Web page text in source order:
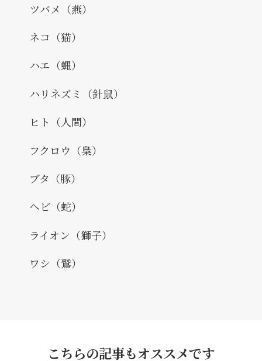
ツバメ（燕）
ネコ（猫）
ハエ（蝿）
ハリネズミ（針鼠）
ヒト（人間）
フクロウ（梟）
ブタ（豚）
ヘビ（蛇）
ライオン（獅子）
ワシ（鷲）
こちらの記事もオススメです